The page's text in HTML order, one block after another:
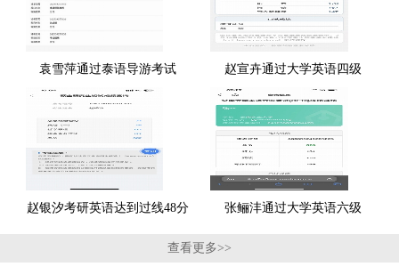
袁雪萍通过泰语导游考试 赵宣卉通过大学英语四级
赵银汐考研英语达到过线48分 张鲡沣通过大学英语六级
查看更多>>